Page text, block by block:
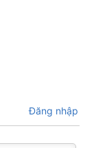
Đăng nhập